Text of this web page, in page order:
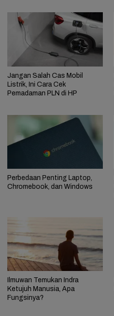
Jangan Salah Cas Mobil
Listrik, Ini Cara Cek
Pemadaman PLN di HP
Perbedaan Penting Laptop,
Chromebook, dan Windows
Ilmuwan Temukan Indra
Ketujuh Manusia, Apa
Fungsinya?